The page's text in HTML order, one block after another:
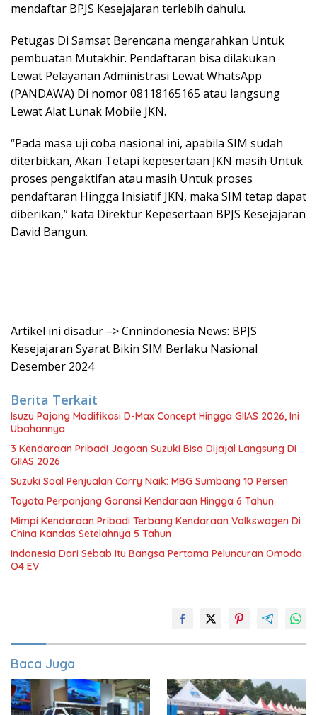
mendaftar BPJS Kesejajaran terlebih dahulu.
Petugas Di Samsat Berencana mengarahkan Untuk
pembuatan Mutakhir. Pendaftaran bisa dilakukan
Lewat Pelayanan Administrasi Lewat WhatsApp
(PANDAWA) Di nomor 08118165165 atau langsung
Lewat Alat Lunak Mobile JKN.
“Pada masa uji coba nasional ini, apabila SIM sudah
diterbitkan, Akan Tetapi kepesertaan JKN masih Untuk
proses pengaktifan atau masih Untuk proses
pendaftaran Hingga Inisiatif JKN, maka SIM tetap dapat
diberikan,” kata Direktur Kepesertaan BPJS Kesejajaran
David Bangun.
Artikel ini disadur –> Cnnindonesia News: BPJS
Kesejajaran Syarat Bikin SIM Berlaku Nasional
Desember 2024
Berita Terkait
Isuzu Pajang Modifikasi D-Max Concept Hingga GIIAS 2026, Ini
Ubahannya
3 Kendaraan Pribadi Jagoan Suzuki Bisa Dijajal Langsung Di
GIIAS 2026
Suzuki Soal Penjualan Carry Naik: MBG Sumbang 10 Persen
Toyota Perpanjang Garansi Kendaraan Hingga 6 Tahun
Mimpi Kendaraan Pribadi Terbang Kendaraan Volkswagen Di
China Kandas Setelahnya 5 Tahun
Indonesia Dari Sebab Itu Bangsa Pertama Peluncuran Omoda
O4 EV
Baca Juga